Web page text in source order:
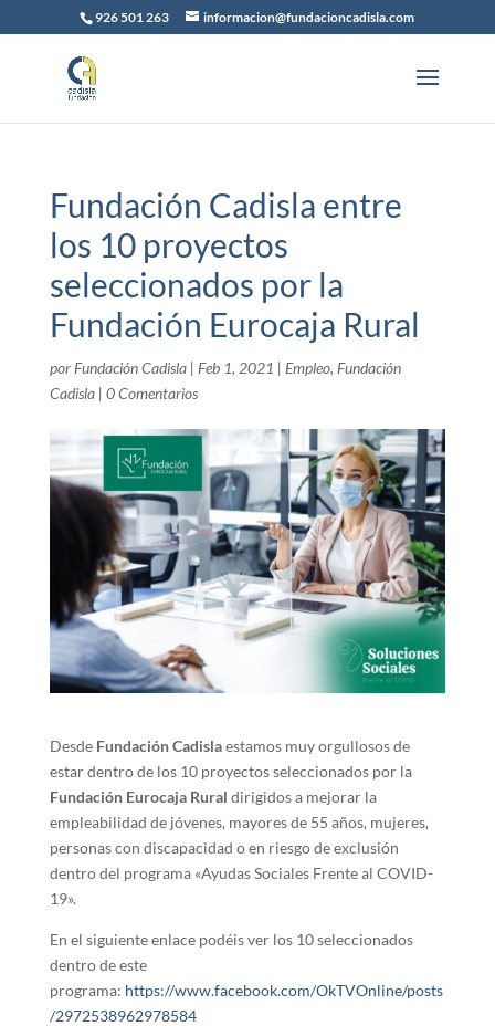
926 501 263 informacion@fundacioncadisla.com
Fundación Cadisla entre
los 10 proyectos
seleccionados por la
Fundación Eurocaja Rural
por Fundación Cadisla| Feb 1, 2021 | Empleo, Fundación
Cadisla| 0 Comentarios
Desde Fundación Cadislaestamos muy orgullosos de
estar dentro de los 10 proyectos seleccionados por la
Fundación Eurocaja Rural dirigidos a mejorar la
empleabilidad de jóvenes, mayores de 55 años, mujeres,
personas con discapacidad o en riesgo de exclusión
dentro del programa «Ayudas Sociales Frente al COVID-
19».
En el siguiente enlace podéis ver los 10 seleccionados
dentro de este
programa: https://www.facebook.com/OkTVOnline/posts
/2972538962978584